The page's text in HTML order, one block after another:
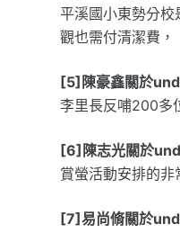
平溪國小東勢分
觀也需付清潔費，
[5]陳豪鑫關於
李里長反哺200多
[6]陳志光關於
賞螢活動安排的
[7]易尚脩關於